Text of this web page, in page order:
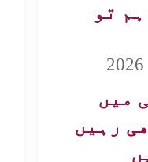
تو
میں
رہیں